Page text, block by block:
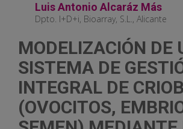
Luis Antonio Alcaráz Más
Dpto. I+D+i, Bioarray, S.L., Alicante
MODELIZACIÓN DE
SISTEMA DE
INTEGRAL DE
(OVOCITOS,